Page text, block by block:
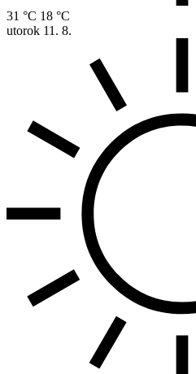
31 °C 18 °C
utorok 11. 8.